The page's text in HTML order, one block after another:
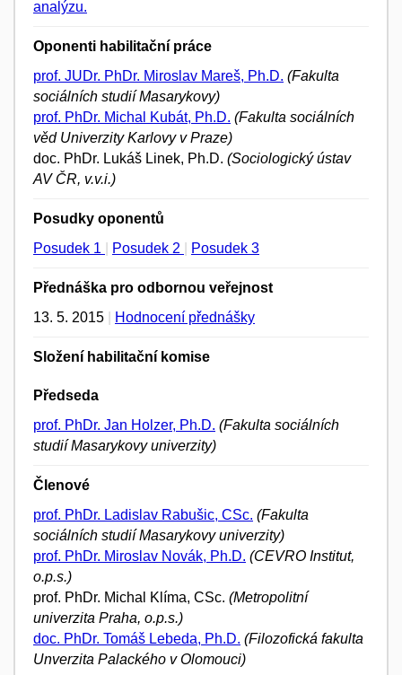
analýzu.
Oponenti habilitační práce
prof. JUDr. PhDr. Miroslav Mareš, Ph.D. (Fakulta
sociálních studií Masarykovy)
prof. PhDr. Michal Kubát, Ph.D. (Fakulta sociálních
věd Univerzity Karlovy v Praze)
doc. PhDr. Lukáš Linek, Ph.D. (Sociologický ústav
AV ČR, v.v.i.)
Posudky oponentů
Posudek 1
Posudek 2 Posudek 3
Přednáška pro odbornou veřejnost
13. 5. 2015
Hodnocení přednášky
Složení habilitační komise
Předseda
prof. PhDr. Jan Holzer, Ph.D. (Fakulta sociálních
studií Masarykovy univerzity)
Členové
prof. PhDr. Ladislav Rabušic, CSc. (Fakulta
sociálních studií Masarykovy univerzity)
prof. PhDr. Miroslav Novák, Ph.D. (CEVRO Institut,
o.p.s.)
prof. PhDr. Michal Klíma, CSc. (Metropolitní
univerzita Praha, o.p.s.)
doc. PhDr. Tomáš Lebeda, Ph.D. (Filozofická fakulta
Unverzita Palackého v Olomouci)